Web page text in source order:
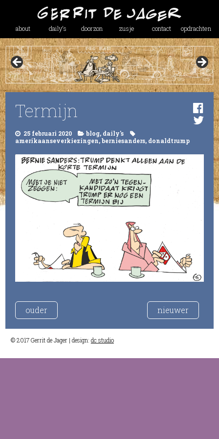
about daily’s doorzon zusje contact opdrachten
Termijn
25 februari 2020 blog, daily's
amerikaanseverkiezingen,berniesanders, donaldtrump
ouder nieuwer
© 2017 Gerrit de Jager | design: dc studio